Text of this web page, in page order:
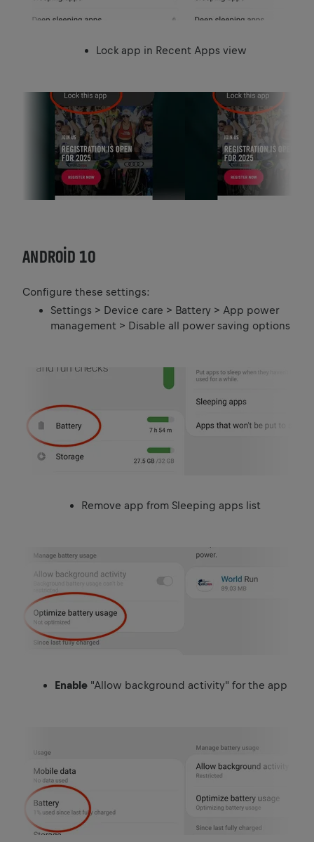
Lock app in Recent Apps view
ANDROID 10
Configure these settings:
Settings > Device care > Battery > App power
management > Disable all power saving options
Remove app from Sleeping apps list
Enable "Allow background activity" for the app